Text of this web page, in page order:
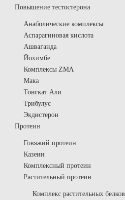
Повышение тестостерона
Анаболические комплексы
Аспарагиновая кислота
Ашваганда
Йохимбе
Комплексы ZMA
Мака
Тонгкат Али
Трибулус
Экдистерон
Протеин
Говяжий протеин
Казеин
Комплексный протеин
Растительный протеин
Комплекс растительных белков